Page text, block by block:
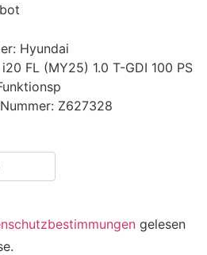
Hyundai
FL (MY25) 1.0 T-GDI 100 PS
Z627328
gelesen